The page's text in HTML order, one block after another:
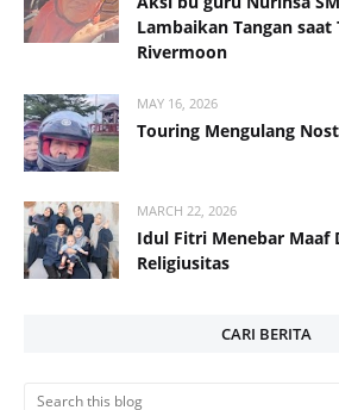
Lambaikan Tangan
Rivermoon
MAY 16, 2026
Touring Mengulang
MARCH 22, 2026
Idul Fitri Menebar Maaf
Religiusitas
CARI BERITA